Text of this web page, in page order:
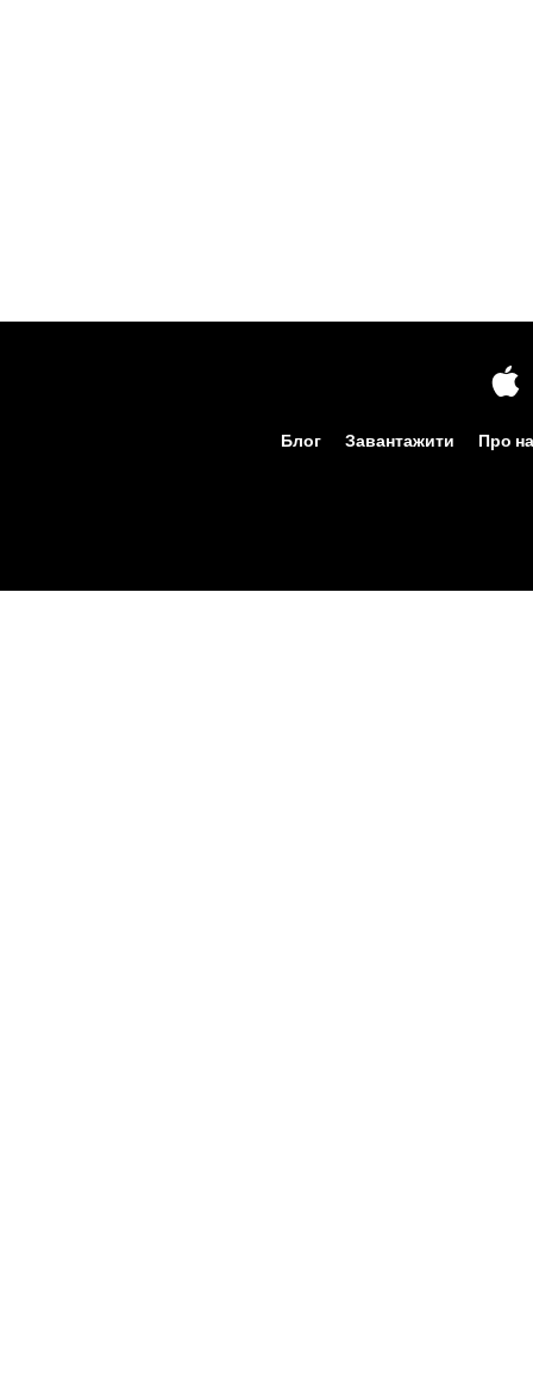
Блог Завантажити Про